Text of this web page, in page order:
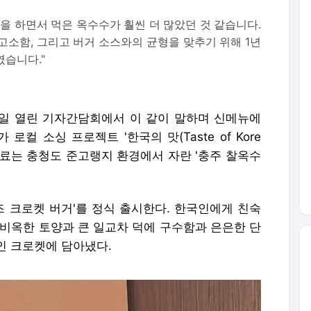
하면서 먹은 옥수수가 훨씬 더 많았던 것 같습니다.
함, 그리고 버거 소스와의 균형을 맞추기 위해 1년
습니다."
열린 기자간담회에서 이 같이 말하며 신메뉴에
로컬 소싱 프로젝트 '한국의 맛(Taste of Kore
는 충청도 준고랭지 환경에서 자란 '충주 찰옥수
크로켓 버거'를 정식 출시한다. 한국인에게 친숙
옥한 토양과 큰 일교차 덕에 구수함과 은은한 단
크로켓에 담아냈다.